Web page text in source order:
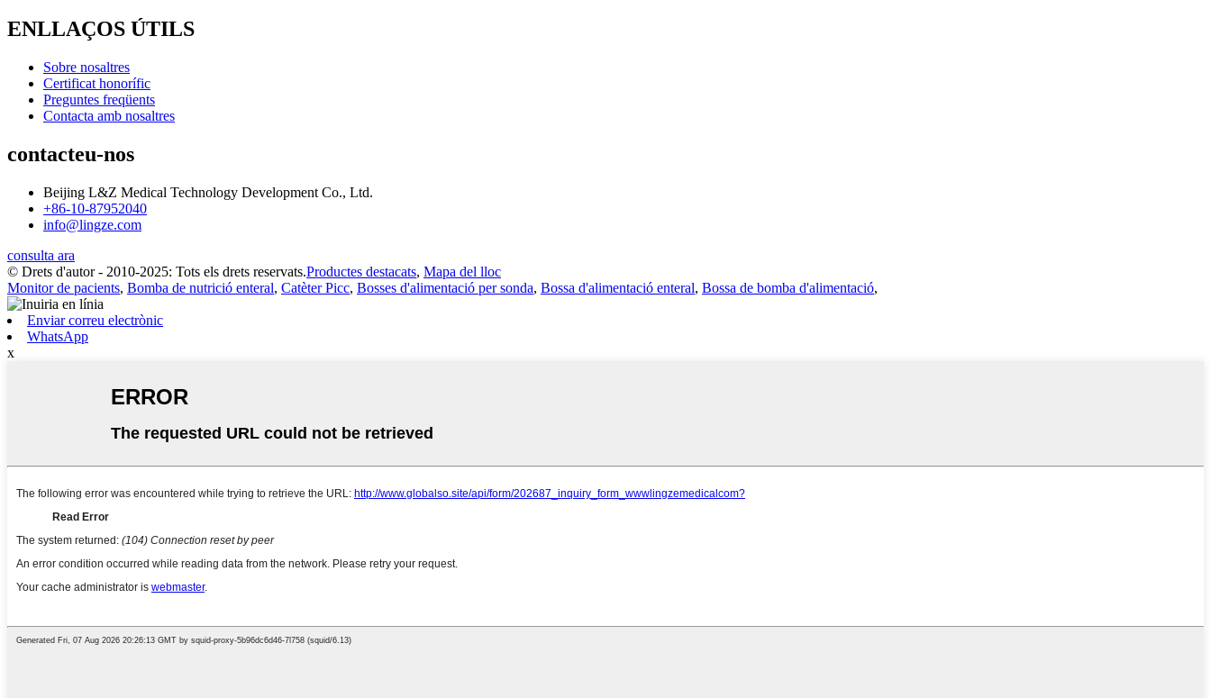
ENLLAÇOS ÚTILS
Sobre nosaltres
Certificat honorífic
Preguntes freqüents
Contacta amb nosaltres
contacteu-nos
Beijing L&Z Medical Technology Development Co., Ltd.
+86-10-87952040
info@lingze.com
consulta ara
© Drets d'autor - 2010-2025: Tots els drets reservats.Productes destacats, Mapa del lloc
Monitor de pacients, Bomba de nutrició enteral, Catèter Picc, Bosses d'alimentació per sonda, Bossa d'alimentació enteral, Bossa de bomba d'alimentació,
Enviar correu electrònic
WhatsApp
x